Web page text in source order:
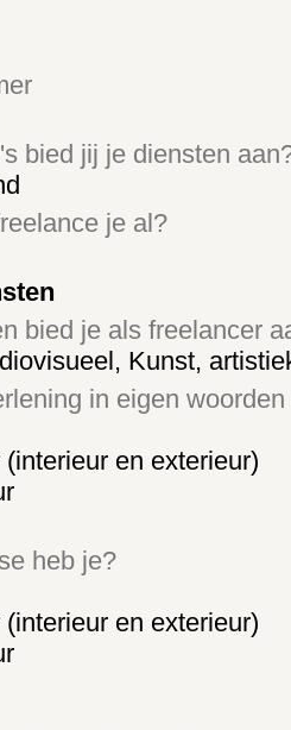
bied jij je diensten
je al?
bied je als freelancer
Kunst,
in eigen woorden
en exterieur)
heb je?
en exterieur)